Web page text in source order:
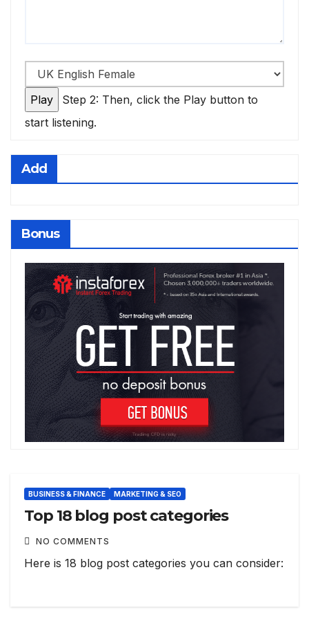
Step 2: Then, click the Play button to
start listening.
Add
Bonus
BUSINESS & FINANCE MARKETING & SEO
Top 18 blog post categories
NO COMMENTS
Here is 18 blog post categories you can consider: